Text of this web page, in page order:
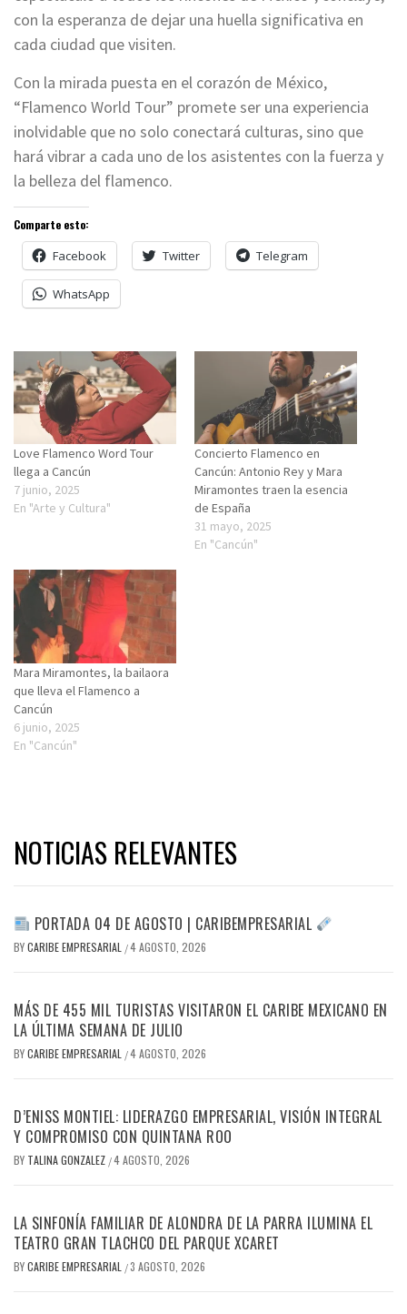
con la esperanza de dejar una huella significativa en
cada ciudad que visiten.
Con la mirada puesta en el corazón de México,
“Flamenco World Tour” promete ser una experiencia
inolvidable que no solo conectará culturas, sino que
hará vibrar a cada uno de los asistentes con la fuerza y
la belleza del flamenco.
Comparte esto:
Facebook Twitter Telegram
WhatsApp
Love Flamenco Word Tour
llega a Cancún
7 junio, 2025
En "Arte y Cultura"
Concierto Flamenco en
Cancún: Antonio Rey y Mara
Miramontes traen la esencia
de España
31 mayo, 2025
En "Cancún"
Mara Miramontes, la bailaora
que lleva el Flamenco a
Cancún
6 junio, 2025
En "Cancún"
NOTICIAS RELEVANTES
PORTADA 04 DE AGOSTO | CARIBEMPRESARIAL
BYCARIBE EMPRESARIAL /4 AGOSTO, 2026
MÁS DE 455 MIL TURISTAS VISITARON EL CARIBE MEXICANO EN
LA ÚLTIMA SEMANA DE JULIO
BYCARIBE EMPRESARIAL /4 AGOSTO, 2026
D’ENISS MONTIEL: LIDERAZGO EMPRESARIAL, VISIÓN INTEGRAL
Y COMPROMISO CON QUINTANA ROO
BY TALINA GONZALEZ /4 AGOSTO, 2026
LA SINFONÍA FAMILIAR DE ALONDRA DE LA PARRA ILUMINA EL
TEATRO GRAN TLACHCO DEL PARQUE XCARET
BYCARIBE EMPRESARIAL /3 AGOSTO, 2026